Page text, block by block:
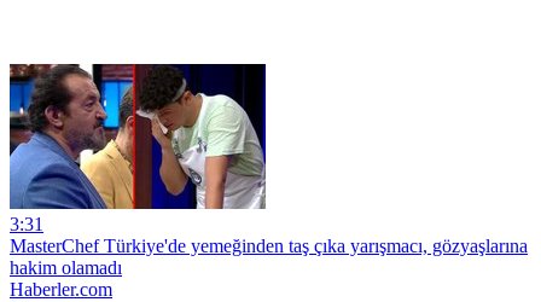
3:31
MasterChef Türkiye'de yemeğinden taş çıka yarışmacı, gözyaşlarına
hakim olamadı
Haberler.com